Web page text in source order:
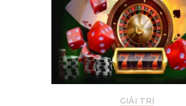
GIẢI TRÍ